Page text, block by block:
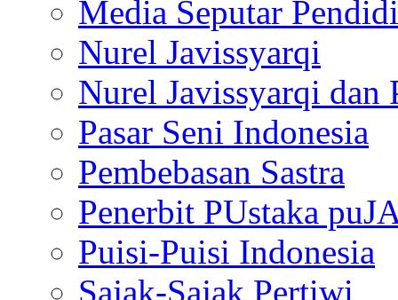
Media Seputar
Nurel Javissyarqi
Nurel Javissyarqi dan
Pasar Seni Indonesia
Pembebasan Sastra
Penerbit PUstaka
Puisi-Puisi Indonesia
Sajak-Sajak Pertiwi